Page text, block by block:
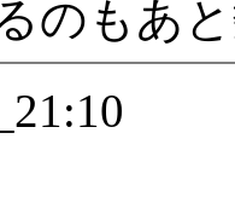
のもあ